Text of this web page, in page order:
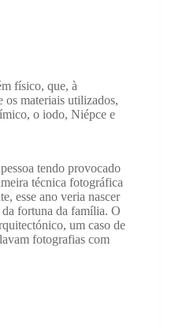
físico, que, à
os materiais utilizados,
o iodo, Niépce e
tendo provocado
técnica fotográfica
esse ano veria nascer
fortuna da família. O
um caso de
fotografias com